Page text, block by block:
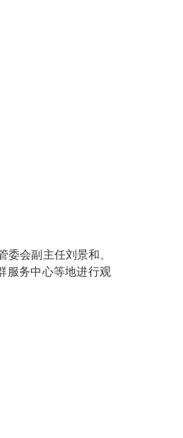
会副主任刘景和、
服务中心等地进行观